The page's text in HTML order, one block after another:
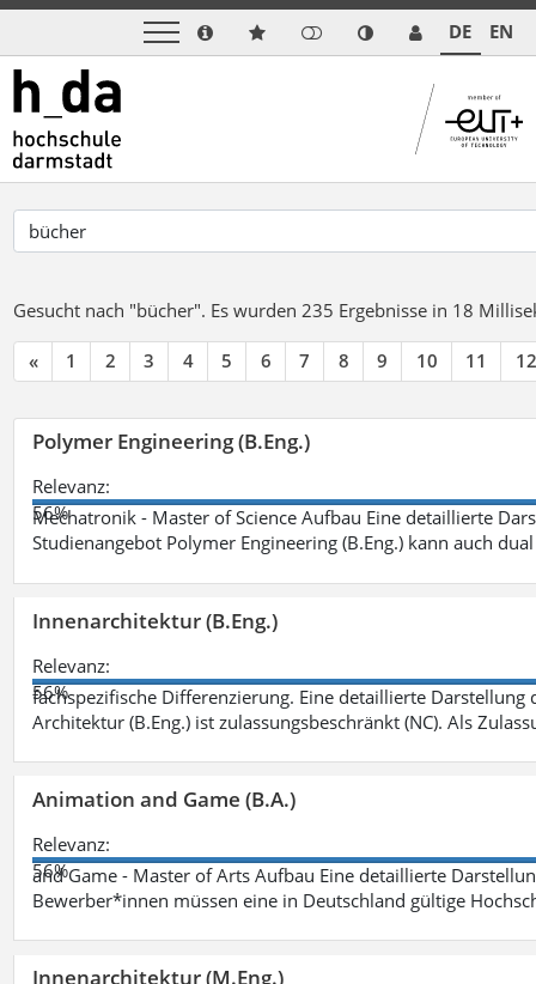
DE EN
Gesucht nach "bücher". Es wurden 235 Ergebnisse in 18
« 1 2 3 4 5 6 7 8 9 10 11 12
Polymer Engineering (B.Eng.)
Relevanz:
56%
Mechatronik - Master of Science Aufbau Eine detaillierte
Studienangebot Polymer Engineering (B.Eng.) kann auch
Innenarchitektur (B.Eng.)
Relevanz:
56%
fachspezifische Differenzierung. Eine detaillierte
Architektur (B.Eng.) ist zulassungsbeschränkt (NC). Als
Animation and Game (B.A.)
Relevanz:
56%
and Game - Master of Arts Aufbau Eine detaillierte
Bewerber*innen müssen eine in Deutschland gültige
Innenarchitektur (M.Eng.)